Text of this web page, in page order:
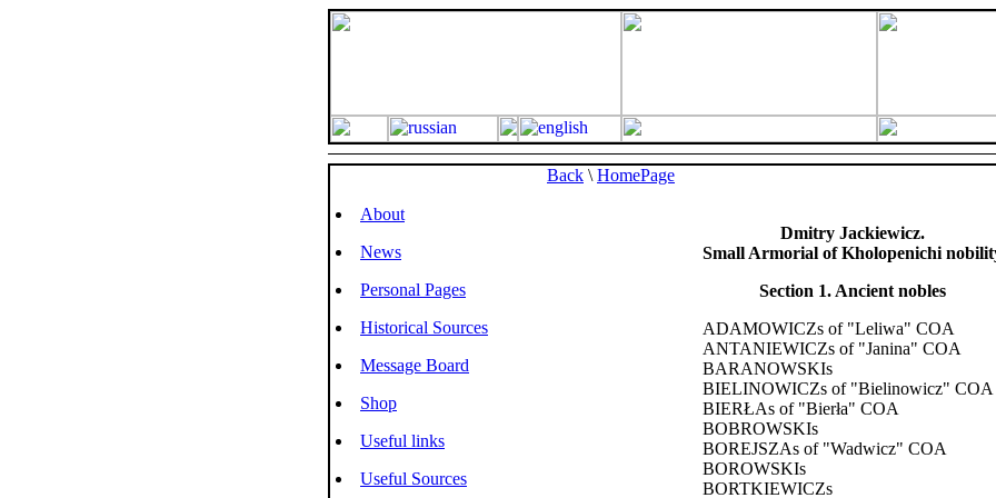
About
News
Personal Pages
Historical Sources
Message Board
Shop
Useful links
Useful Sources
Back \ HomePage
Dmitry Jackiewicz.
Small Armorial of Kholopenichi
Section 1. Ancient nobles
ADAMOWICZs of "Leliwa" COA
ANTANIEWICZs of "Janina" COA
BARANOWSKIs
BIELINOWICZs of "Bielinowicz" COA
BIERŁAs of "Bierła" COA
BOBROWSKIs
BOREJSZAs of "Wadwicz" COA
BOROWSKIs
BORTKIEWICZs